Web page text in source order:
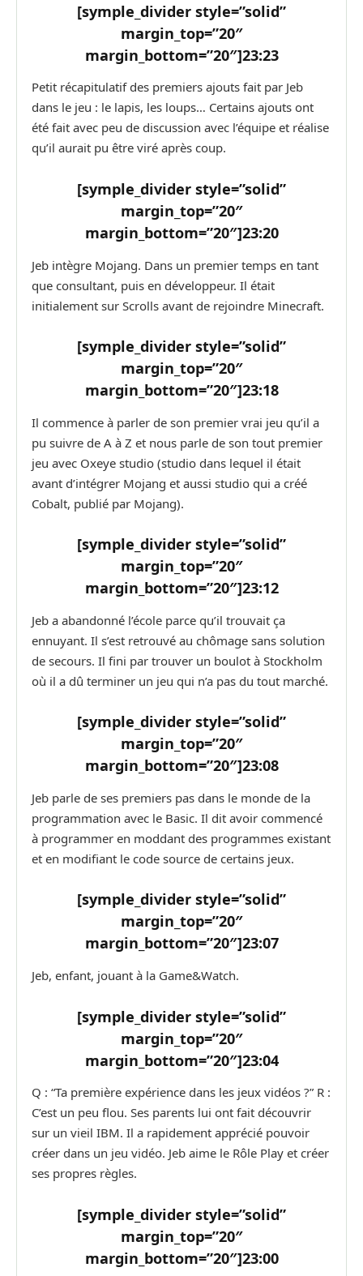
[symple_divider style=”solid”
margin_top=”20″
margin_bottom=”20″]23:23
Petit récapitulatif des premiers ajouts fait par Jeb
dans le jeu : le lapis, les loups… Certains ajouts ont
été fait avec peu de discussion avec l’équipe et réalise
qu’il aurait pu être viré après coup.
[symple_divider style=”solid”
margin_top=”20″
margin_bottom=”20″]23:20
Jeb intègre Mojang. Dans un premier temps en tant
que consultant, puis en développeur. Il était
initialement sur Scrolls avant de rejoindre Minecraft.
[symple_divider style=”solid”
margin_top=”20″
margin_bottom=”20″]23:18
Il commence à parler de son premier vrai jeu qu’il a
pu suivre de A à Z et nous parle de son tout premier
jeu avec Oxeye studio (studio dans lequel il était
avant d’intégrer Mojang et aussi studio qui a créé
Cobalt, publié par Mojang).
[symple_divider style=”solid”
margin_top=”20″
margin_bottom=”20″]23:12
Jeb a abandonné l’école parce qu’il trouvait ça
ennuyant. Il s’est retrouvé au chômage sans solution
de secours. Il fini par trouver un boulot à Stockholm
où il a dû terminer un jeu qui n’a pas du tout marché.
[symple_divider style=”solid”
margin_top=”20″
margin_bottom=”20″]23:08
Jeb parle de ses premiers pas dans le monde de la
programmation avec le Basic. Il dit avoir commencé
à programmer en moddant des programmes existant
et en modifiant le code source de certains jeux.
[symple_divider style=”solid”
margin_top=”20″
margin_bottom=”20″]23:07
Jeb, enfant, jouant à la Game&Watch.
[symple_divider style=”solid”
margin_top=”20″
margin_bottom=”20″]23:04
Q : “Ta première expérience dans les jeux vidéos ?” R :
C’est un peu flou. Ses parents lui ont fait découvrir
sur un vieil IBM. Il a rapidement apprécié pouvoir
créer dans un jeu vidéo. Jeb aime le Rôle Play et créer
ses propres règles.
[symple_divider style=”solid”
margin_top=”20″
margin_bottom=”20″]23:00